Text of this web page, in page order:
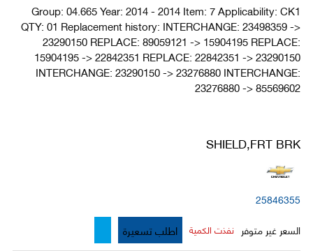
Group: 04.665 Year: 2014 - 2014 Item: 7 Applicability: CK1
QTY: 01 Replacement history: INTERCHANGE: 23498359 ->
23290150 REPLACE: 89059121 -> 15904195 REPLACE:
15904195 -> 22842351 REPLACE: 22842351 -> 23290150
INTERCHANGE: 23290150 -> 23276880 INTERCHANGE:
23276880 -> 85569602
SHIELD,FRT BRK
25846355
السعر غير متوفر نفذت الكمية اطلب تسعيرة